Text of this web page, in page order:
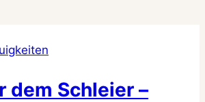
dem Schleier –